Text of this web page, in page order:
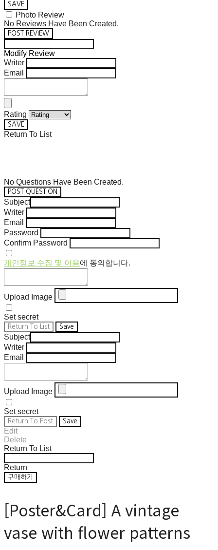
SAVE
Photo Review
No Reviews Have Been Created.
POST REVIEW
Modify Review
Writer
Email
Rating
SAVE
Return To List
No Questions Have Been Created.
POST QUESTION
Subject
Writer
Email
Password
Confirm Password
개인정보 수집 및 이용에 동의합니다.
Upload Image
Set secret
Return To List Save
Subject
Writer
Email
Upload Image
Set secret
Return To Post Save
Edit
Delete
Return To List
Return
구매하기
[Poster&Card] A vintage
vase with flower patterns